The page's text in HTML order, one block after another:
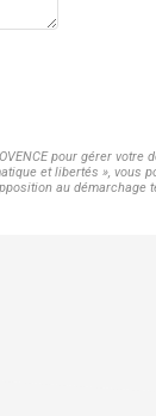
pour gérer
et libertés », vous
au